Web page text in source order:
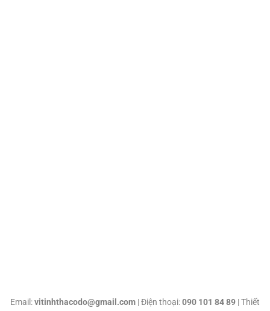
Email:vitinhthacodo@gmail.com | Điện thoại:090 101 84 89 | Thiết